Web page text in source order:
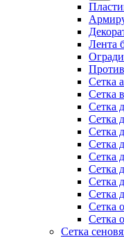
Лента
Сетка
Сетка
Сетка
Сетка
Сетка
Сетка
Сетка
Сетка
Сетка
Сетка
Сетка
Сетка
Сетка